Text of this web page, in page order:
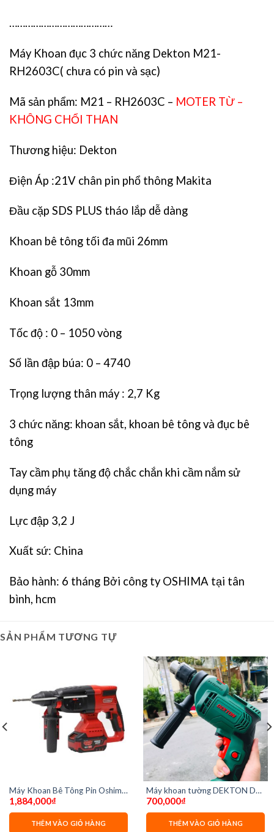
…………………………………
Máy Khoan đục 3 chức năng Dekton M21-
RH2603C( chưa có pin và sạc)
Mã sản phẩm: M21 – RH2603C – MOTER TỪ –
KHÔNG CHỔI THAN
Thương hiệu: Dekton
Điện Áp :21V chân pin phổ thông Makita
Đầu cặp SDS PLUS tháo lắp dễ dàng
Khoan bê tông tối đa mũi 26mm
Khoan gỗ 30mm
Khoan sắt 13mm
Tốc độ : 0 – 1050 vòng
Số lần đập búa: 0 – 4740
Trọng lượng thân máy : 2,7 Kg
3 chức năng: khoan sắt, khoan bê tông và đục bê
tông
Tay cầm phụ tăng độ chắc chắn khi cầm nắm sử
dụng máy
Lực đập 3,2 J
Xuất sứ: China
Bảo hành: 6 tháng Bởi công ty OSHIMA tại tân
bình, hcm
SẢN PHẨM TƯƠNG TỰ
Máy Khoan Bê Tông Pin Oshima
M21-K3CN 28-D1( chưa có pin
và sạc)
1,884,000₫
THÊM VÀO GIỎ HÀNG
Máy khoan tường DEKTON DK-
710b
700,000₫
THÊM VÀO GIỎ HÀNG